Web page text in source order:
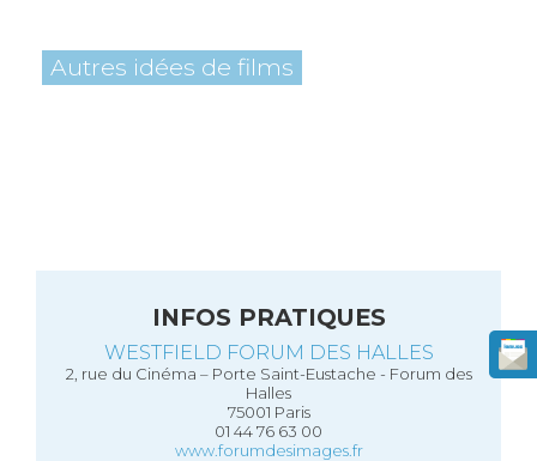
Autres idées de films
INFOS PRATIQUES
WESTFIELD FORUM DES HALLES
2, rue du Cinéma – Porte Saint-Eustache - Forum des
Halles
75001 Paris
01 44 76 63 00
www.forumdesimages.fr